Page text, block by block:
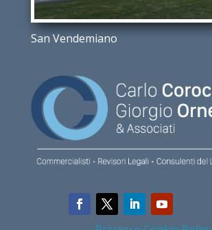
San Vendemiano